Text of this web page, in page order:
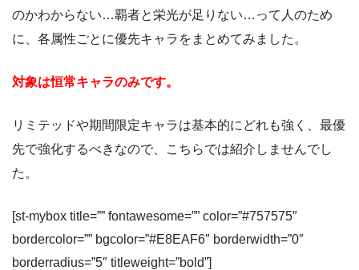
のかわからない…覇者と栄光が足りない…って人のため
に、各属性ごとに優先キャラをまとめてみました。
対象は恒常キャラのみです。
リミテッドや期間限定キャラは基本的にどれも強く、最優
先で強化するべきなので、こちらでは紹介しませんでし
た。
[st-mybox title=”” fontawesome=”” color=”#757575″
bordercolor=”” bgcolor=”#E8EAF6″ borderwidth=”0″
borderradius=”5″ titleweight=”bold”]